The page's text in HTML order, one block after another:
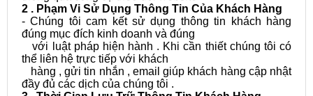
2 . Phạm Vi Sử Dụng Thông Tin Của Khách Hàng
- Chúng tôi cam kết sử dụng thông tin khách hàng
đúng mục đích kinh doanh và đúng
với luật pháp hiện hành . Khi cần thiết chúng tôi có
thể liên hệ trực tiếp với khách
hàng , gửi tin nhắn , email giúp khách hàng cập nhật
đầy đủ các dịch của chúng tôi .